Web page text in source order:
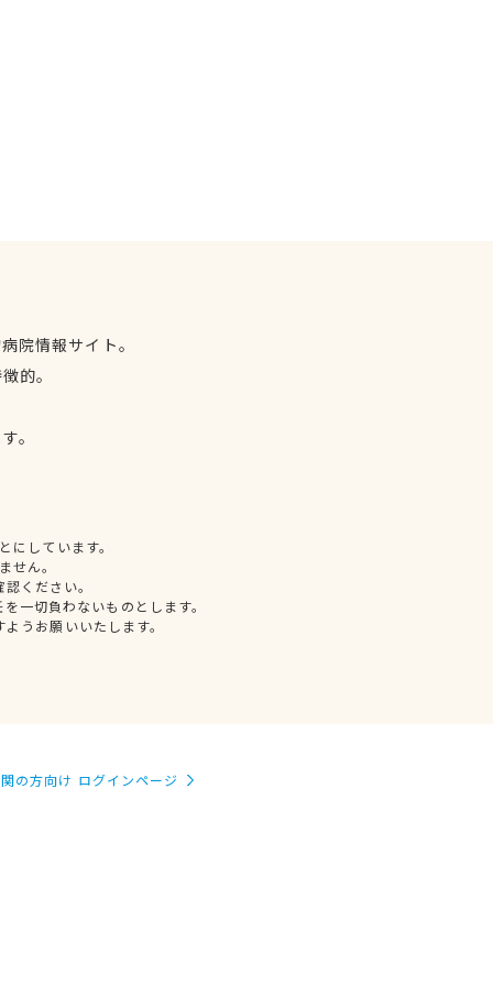
院情報サイト。
的。
。
しています。
せん。
ください。
一切負わないものとします。
うお願いいたします。
の方向け ログインページ